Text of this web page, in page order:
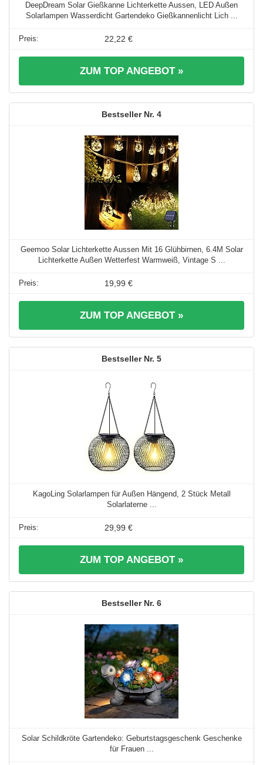
DeepDream Solar Gießkanne Lichterkette Aussen, LED Außen
Solarlampen Wasserdicht Gartendeko Gießkannenlicht Lich ...
22,22 €
ZUM TOP ANGEBOT »
4
Geemoo Solar Lichterkette Aussen Mit 16 Glühbirnen, 6.4M Solar
Lichterkette Außen Wetterfest Warmweiß, Vintage S ...
19,99 €
ZUM TOP ANGEBOT »
5
KagoLing Solarlampen für Außen Hängend, 2 Stück Metall
Solarlaterne ...
29,99 €
ZUM TOP ANGEBOT »
6
Solar Schildkröte Gartendeko: Geburtstagsgeschenk Geschenke
für Frauen ...